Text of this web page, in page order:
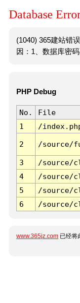
Database
(1040) 365建站错
因：1、数据库密
PHP Debug
No. File
1
/
2 /source/
3 /source/
4
/source/
5
/source/
6
/source/
www.365jz.com 已经将